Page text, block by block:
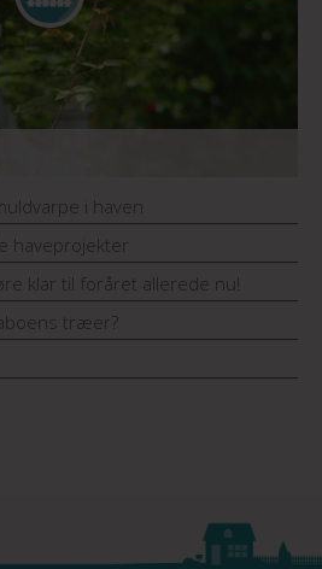
i haven
haveprojekter
klar til foråret allerede nu!
træer?